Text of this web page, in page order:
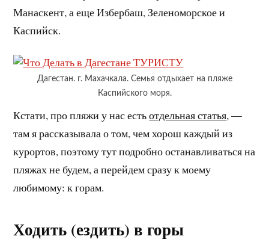
Манаскент, а еще Избербаш, Зеленоморское и
Каспийск.
Дагестан. г. Махачкала. Семья отдыхает на пляже
Каспийского моря.
Кстати, про пляжи у нас естьотдельная статья, —
там я рассказывала о том, чем хорош каждый из
курортов, поэтому тут подробно останавливаться на
пляжах не будем, а перейдем сразу к моему
любимому: к горам.
Ходить (ездить) в горы